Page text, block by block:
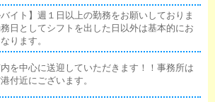
きます。お客様のご案内時に、システムの説
金の受け取り等、対面での簡単な接客になりま
初は先輩ドライバーと同乗して行動し、業務の
えていただきますので、未経験の方でも安心
迎業務の空き時間に、事務所や待機室の清掃
いただきます。キャストの送迎に使うお車の
願いします。
バイト】週１日以上の勤務をお願いしておりま
日としてシフトを出した日以外は基本的にお
ります。
を中心に送迎していただきます！！事務所は
付近にございます。